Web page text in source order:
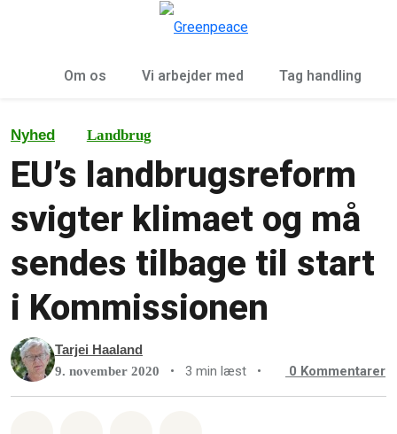
Om os Vi arbejder med Tag handling
Nyhed Landbrug
EU’s landbrugsreform
svigter klimaet og må
sendes tilbage til start
i Kommissionen
Tarjei Haaland
9. november 2020 • 3 min læst • 0 Kommentarer